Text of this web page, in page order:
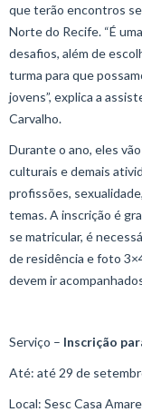
que terão encontros
Norte do Recife. “É
desafios, além de
turma para que
jovens”, explica a
Carvalho.
Durante o ano, eles
culturais e demais
profissões,
temas. A inscrição é
se matricular, é
de residência e foto
devem ir
Serviço – Inscrição
Até: até 29 de
Local: Sesc Casa